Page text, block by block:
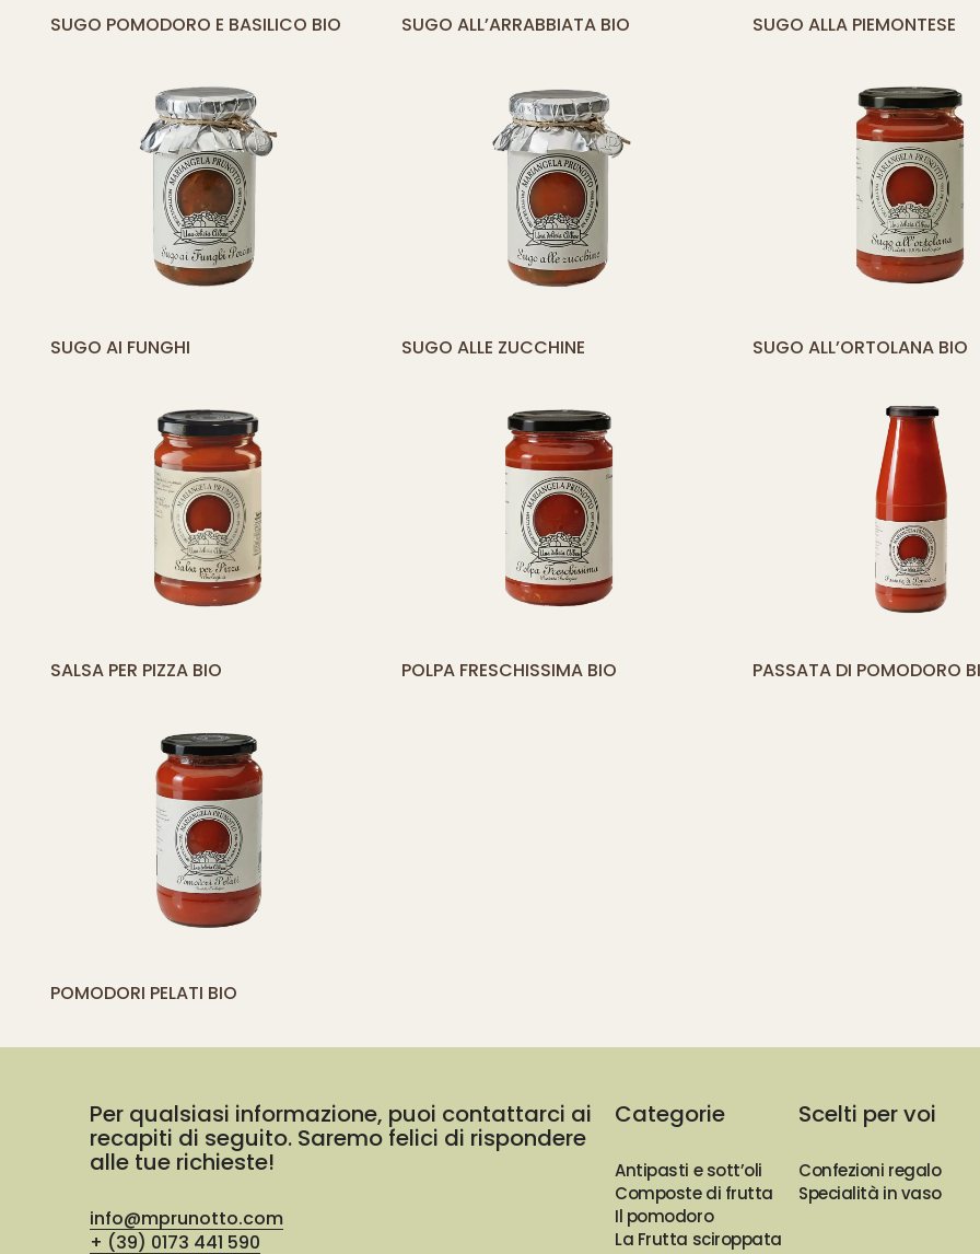
[yith_compare_button]
AGGIUNGI
SUGO POMODORO E BASILICO BIO [yith_compare_button]
AGGIUNGI
SUGO ALL’ARRABBIATA BIO SUGO ALLA PIEMONTESE
[yith_compare_button]
AGGIUNGI
SUGO AI FUNGHI [yith_compare_button]
AGGIUNGI
SUGO ALLE ZUCCHINE SUGO ALL’ORTOLANA BIO
[yith_compare_button]
AGGIUNGI
SALSA PER PIZZA BIO [yith_compare_button]
AGGIUNGI
POLPA FRESCHISSIMA BIO PASSATA DI POMODORO
[yith_compare_button]
POMODORI PELATI BIO
Per qualsiasi informazione, puoi contattarci ai
recapiti di seguito. Saremo felici di rispondere
alle tue richieste!
info@mprunotto.com
+ (39) 0173 441 590
Categorie
Antipasti e sott’oli
Composte di frutta
Il pomodoro
La Frutta sciroppata
Scelti per voi
Confezioni regalo
Specialità in vaso